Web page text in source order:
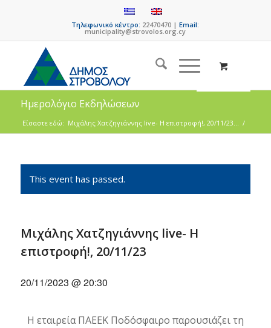
Τηλεφωνικό κέντρο: 22470470 |Email:
municipality@strovolos.org.cy
Ημερολόγιο Εκδηλώσεων
Είσαστε εδώ: Μιχάλης Χατζηγιάννης live- Η επιστροφή!, 20/11/23... /
This event has passed.
Μιχάλης Χατζηγιάννης live- Η
επιστροφή!, 20/11/23
20/11/2023 @ 20:30
Η εταιρεία ΠΑΕΕΚ Ποδόσφαιρο παρουσιάζει τη